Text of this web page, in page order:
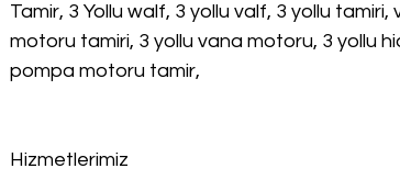
Tamir, 3 Yollu walf, 3 yollu valf, 3 yollu
motoru tamiri, 3 yollu vana motoru, 3 yollu
pompa motoru tamir,
Hizmetlerimiz